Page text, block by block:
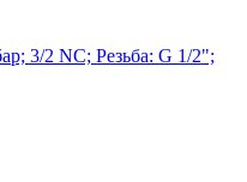
3/2 NC; Резьба: G 1/2";